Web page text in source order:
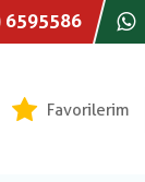
6595586
Favorilerim